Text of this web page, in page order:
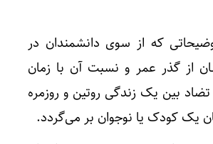
که از سوی دانشمندان در
از گذر عمر و نسبت آن با زمان
بین یک زندگی روتین و روزمره
یک کودک یا نوجوان بر می‌گردد.